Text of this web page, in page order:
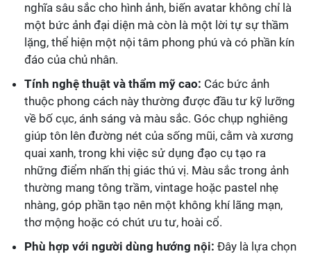
nghĩa sâu sắc cho hình ảnh, biến avatar không chỉ là
một bức ảnh đại diện mà còn là một lời tự sự thầm
lặng, thể hiện một nội tâm phong phú và có phần kín
đáo của chủ nhân.
Tính nghệ thuật và thẩm mỹ cao: Các bức ảnh
thuộc phong cách này thường được đầu tư kỹ lưỡng
về bố cục, ánh sáng và màu sắc. Góc chụp nghiêng
giúp tôn lên đường nét của sống mũi, cằm và xương
quai xanh, trong khi việc sử dụng đạo cụ tạo ra
những điểm nhấn thị giác thú vị. Màu sắc trong ảnh
thường mang tông trầm, vintage hoặc pastel nhẹ
nhàng, góp phần tạo nên một không khí lãng mạn,
thơ mộng hoặc có chút ưu tư, hoài cổ.
Phù hợp với người dùng hướng nội: Đây là lựa chọn